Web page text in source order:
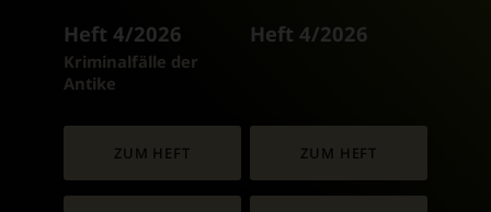
Heft 4/2026
:
Kriminalfälle der
Antike
ZUM HEFT
Heft 4/2026
ZUM HEFT